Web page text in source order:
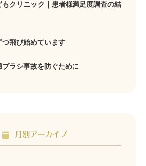
もクリニック｜患者様満足度調査の結
つ飛び始めています
ブラシ事故を防ぐために
月別アーカイブ